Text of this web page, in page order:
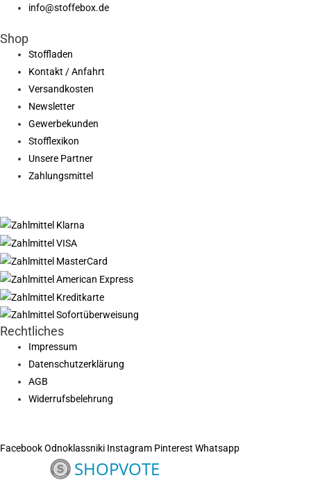
info@stoffebox.de
Shop
Stoffladen
Kontakt / Anfahrt
Versandkosten
Newsletter
Gewerbekunden
Stofflexikon
Unsere Partner
Zahlungsmittel
Rechtliches
Impressum
Datenschutzerklärung
AGB
Widerrufsbelehrung
FacebookOdnoklassniki Instagram Pinterest Whatsapp